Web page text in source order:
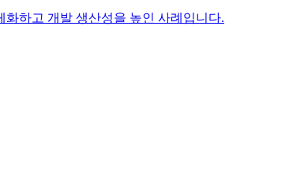
화하고 개발 생산성을 높인 사례입니다.